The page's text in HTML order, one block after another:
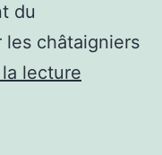
du
les châtaigniers
lecture